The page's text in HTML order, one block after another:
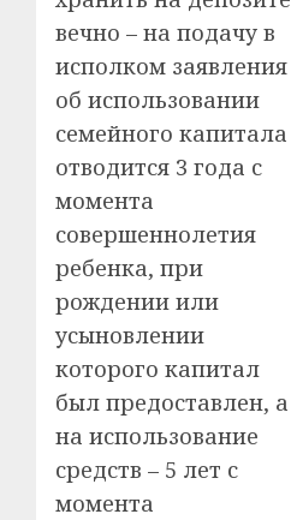
вечно – на подачу в
исполком заявления
об использовании
семейного капитала
отводится 3 года с
момента
совершеннолетия
ребенка, при
рождении или
усыновлении
которого капитал
был предоставлен, а
на использование
средств – 5 лет с
момента